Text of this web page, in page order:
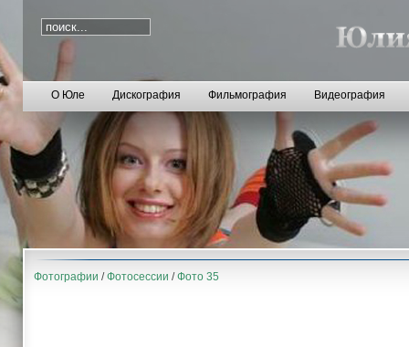
О Юле Дискография Фильмография Видеография
Фотографии /Фотосессии /Фото 35